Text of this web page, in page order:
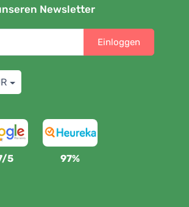
Newsletter
Einloggen
5 97%